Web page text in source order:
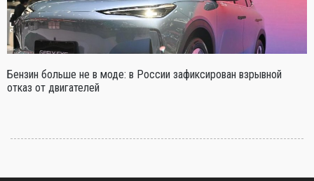
Бензин больше не в моде: в России зафиксирован взрывной
отказ от двигателей